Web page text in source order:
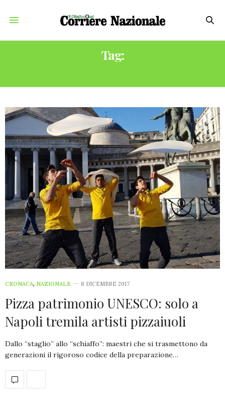
Tag:
CRONACA, NAZIONALE 8 DICEMBRE 2017
Pizza patrimonio UNESCO: solo a
Napoli tremila artisti pizzaiuoli
Dallo “staglio” allo “schiaffo”: maestri che si trasmettono da
generazioni il rigoroso codice della preparazione…